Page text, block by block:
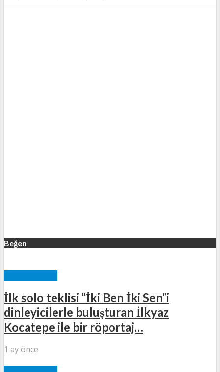
Beğen
İlk solo teklisi “İki Ben İki Sen”i
dinleyicilerle buluşturan İlkyaz
Kocatepe ile bir röportaj…
1 ay önce